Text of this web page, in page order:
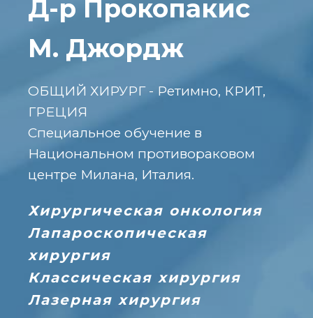
Д-р Прокопакис
М. Джордж
ОБЩИЙ ХИРУРГ - Ретимно, КРИТ,
ГРЕЦИЯ
Специальное обучение в
Национальном противораковом
центре Милана, Италия.
Хирургическая онкология
Лапароскопическая
хирургия
Классическая хирургия
Лазерная хирургия